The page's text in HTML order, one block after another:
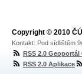
Copyright © 2010
Kontakt: Pod sídlištěm
RSS 2.0 Geoportál
RSS 2.0 Aplikace